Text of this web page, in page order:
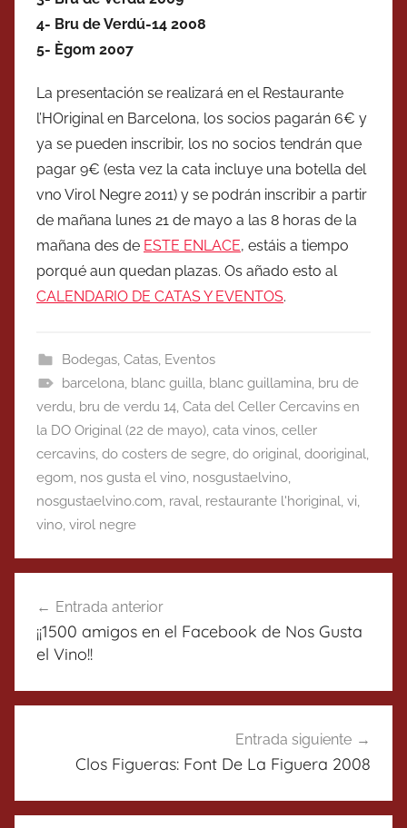
4- Bru de Verdú-14 2008
5- Ègom 2007
La presentación se realizará en el Restaurante
l’HOriginal en Barcelona, los socios pagarán 6€ y
ya se pueden inscribir, los no socios tendrán que
pagar 9€ (esta vez la cata incluye una botella del
vno Virol Negre 2011) y se podrán inscribir a partir
de mañana lunes 21 de mayo a las 8 horas de la
mañana des de ESTE ENLACE, estáis a tiempo
porqué aun quedan plazas. Os añado esto al
CALENDARIO DE CATAS Y EVENTOS.
Bodegas, Catas, Eventos
barcelona, blanc guilla, blanc guillamina, bru de
verdu, bru de verdu 14, Cata del Celler Cercavins en
la DO Original (22 de mayo), cata vinos, celler
cercavins, do costers de segre, do original, dooriginal,
egom, nos gusta el vino, nosgustaelvino,
nosgustaelvino.com, raval, restaurante l'horiginal, vi,
vino, virol negre
de
entradas
Entrada anterior
¡¡1500 amigos en el Facebook de Nos Gusta
el Vino!!
Entrada siguiente
Clos Figueras: Font De La Figuera 2008